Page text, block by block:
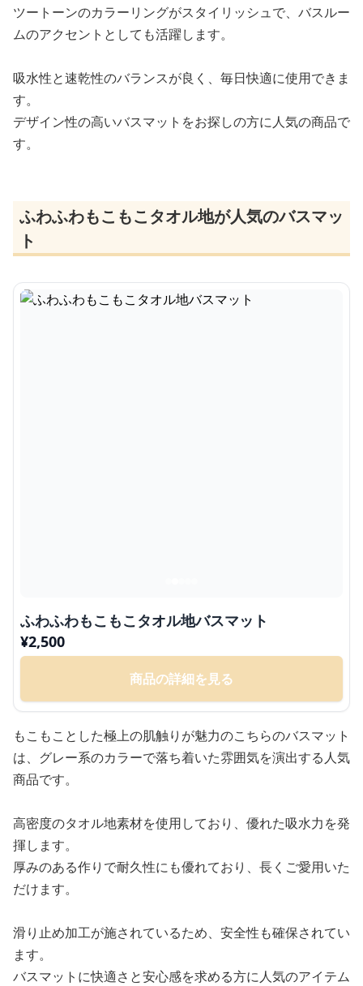
ツートーンのカラーリングがスタイリッシュで、バスルー
ムのアクセントとしても活躍します。
吸水性と速乾性のバランスが良く、毎日快適に使用できま
す。
デザイン性の高いバスマットをお探しの方に人気の商品で
す。
ふわふわもこもこタオル地が人気のバスマッ
ト
ふわふわもこもこタオル地バスマット
¥2,500
商品の詳細を見る
もこもことした極上の肌触りが魅力のこちらのバスマット
は、グレー系のカラーで落ち着いた雰囲気を演出する人気
商品です。
高密度のタオル地素材を使用しており、優れた吸水力を発
揮します。
厚みのある作りで耐久性にも優れており、長くご愛用いた
だけます。
滑り止め加工が施されているため、安全性も確保されてい
ます。
バスマットに快適さと安心感を求める方に人気のアイテム